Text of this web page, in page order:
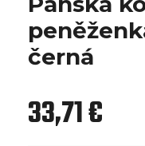
černá
33,71 €